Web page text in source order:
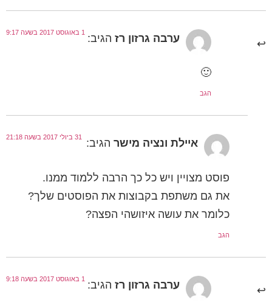
ערבה גרזון רז הגיב:
איילת ונציה מישר הגיב:
פוסט מצויין ויש כל כך הרבה ללמוד ממנו.
את גם משתפת בקבוצות את הפוסטים שלך?
כלומר את עושה איזושהי הפצה?
ערבה גרזון רז הגיב: